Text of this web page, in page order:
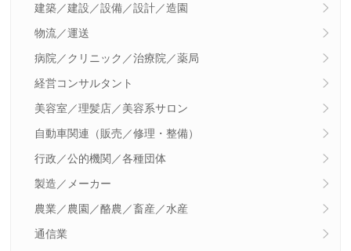
建築／建設／設備／設計／造園
物流／運送
病院／クリニック／治療院／薬局
経営コンサルタント
美容室／理髪店／美容系サロン
自動車関連（販売／修理・整備）
行政／公的機関／各種団体
製造／メーカー
農業／農園／酪農／畜産／水産
通信業